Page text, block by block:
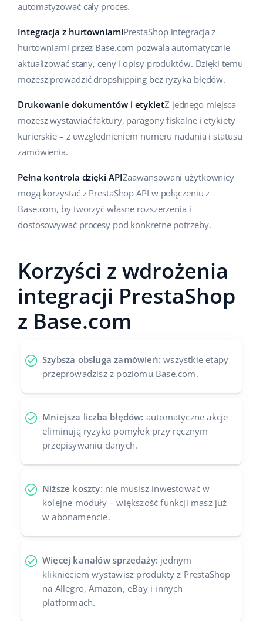
automatyzować cały proces.
Integracja z hurtowniamiPrestaShop integracja z
hurtowniami przez Base.com pozwala automatycznie
aktualizować stany, ceny i opisy produktów. Dzięki temu
możesz prowadzić dropshipping bez ryzyka błędów.
Drukowanie dokumentów i etykietZ jednego miejsca
możesz wystawiać faktury, paragony fiskalne i etykiety
kurierskie – z uwzględnieniem numeru nadania i statusu
zamówienia.
Pełna kontrola dzięki APIZaawansowani użytkownicy
mogą korzystać z PrestaShop API w połączeniu z
Base.com, by tworzyć własne rozszerzenia i
dostosowywać procesy pod konkretne potrzeby.
Korzyści z wdrożenia
integracji PrestaShop
z Base.com
Szybsza obsługa zamówień: wszystkie etapy
przeprowadzisz z poziomu Base.com.
Mniejsza liczba błędów: automatyczne akcje
eliminują ryzyko pomyłek przy ręcznym
przepisywaniu danych.
Niższe koszty: nie musisz inwestować w
kolejne moduły – większość funkcji masz już
w abonamencie.
Więcej kanałów sprzedaży: jednym
kliknięciem wystawisz produkty z PrestaShop
na Allegro, Amazon, eBay i innych
platformach.